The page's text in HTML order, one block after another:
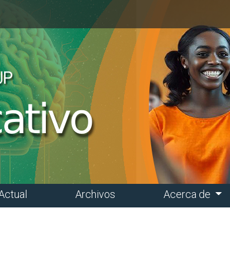
Archivos Acerca de